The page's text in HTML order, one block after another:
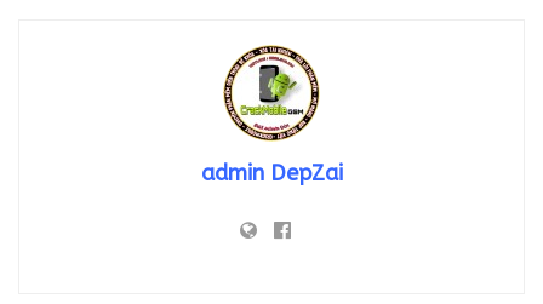
admin DepZai